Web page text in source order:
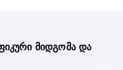
მიდგომა და